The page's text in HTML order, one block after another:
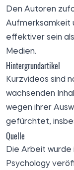
Den Autoren
Aufmerksamkeit
effektiver sein
Medien.
Hintergrundartikel
Kurzvideos sind
wachsenden
wegen ihrer
gefürchtet,
Quelle
Die Arbeit
Psychology